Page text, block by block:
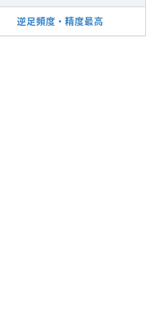
逆足頻度・精度最高